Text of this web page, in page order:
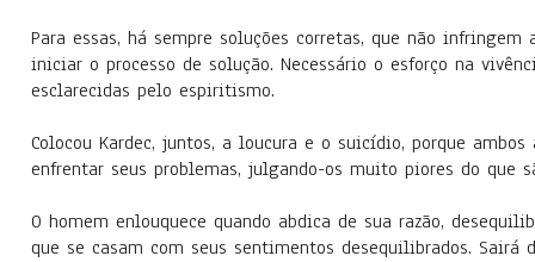
Para essas, há sempre soluções corretas, que não
iniciar o processo de solução. Necessário o esforço na
esclarecidas pelo espiritismo.
Colocou Kardec, juntos, a loucura e o suicídio, porque
enfrentar seus problemas, julgando-os muito piores do que
O homem enlouquece quando abdica de sua razão,
que se casam com seus sentimentos desequilibrados.